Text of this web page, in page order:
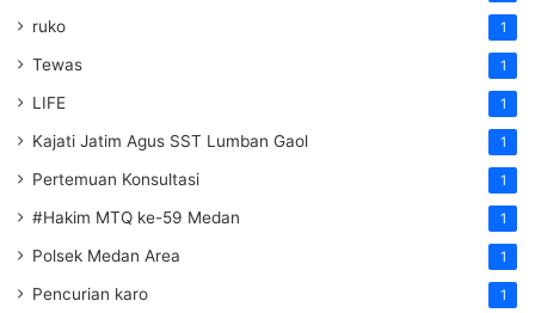
ruko 1
Tewas 1
LIFE 1
Kajati Jatim Agus SST Lumban Gaol 1
Pertemuan Konsultasi 1
#Hakim MTQ ke-59 Medan 1
Polsek Medan Area 1
Pencurian karo 1